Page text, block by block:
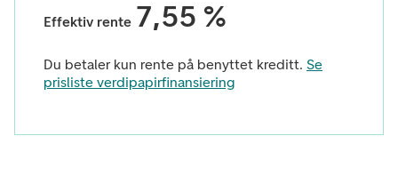
Effektiv rente 7,55 %
Du betaler kun rente på benyttet kreditt. Se
prisliste verdipapirfinansiering